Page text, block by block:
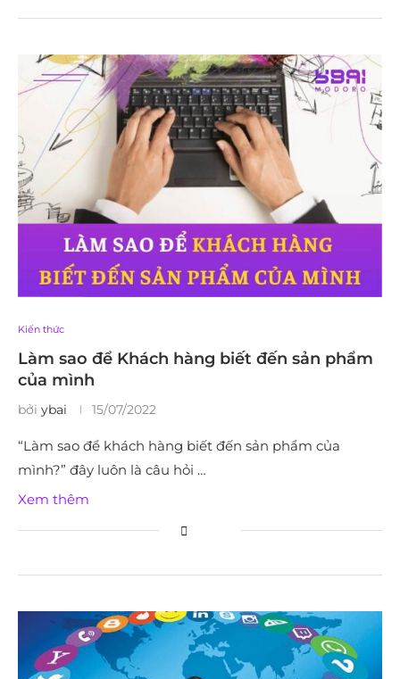
Kiến thức
Làm sao để Khách hàng biết đến sản phẩm
của mình
bởi ybai 15/07/2022
“Làm sao để khách hàng biết đến sản phẩm của
mình?” đây luôn là câu hỏi …
Xem thêm